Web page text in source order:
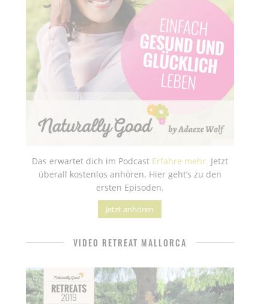
Das erwartet dich im Podcast Erfahre mehr. Jetzt
überall kostenlos anhören. Hier geht’s zu den
ersten Episoden.
Jetzt anhören
VIDEO RETREAT MALLORCA